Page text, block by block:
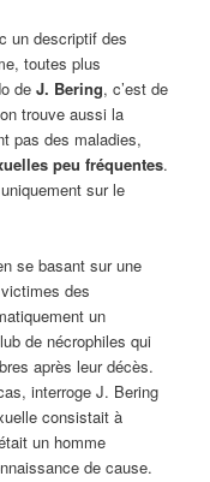
un descriptif des
toutes plus
deJ. Bering, c’est de
trouve aussi la
pas des maladies,
peu fréquentes.
sur le
se basant sur une
des
un
de nécrophiles qui
après leur décès.
interroge J. Bering
consistait à
un homme
de cause.